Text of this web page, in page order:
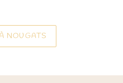
NOUGATS